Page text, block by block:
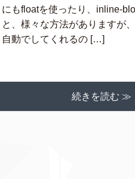
にもfloatを使ったり、inline-
と、様々な方法がありますが
自動でしてくれるの […]
続きを読む ≫